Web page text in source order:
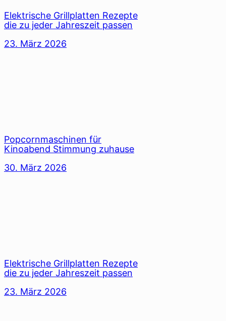
Elektrische Grillplatten Rezepte
die zu jeder Jahreszeit passen
23. März 2026
Popcornmaschinen für
Kinoabend Stimmung zuhause
30. März 2026
Elektrische Grillplatten Rezepte
die zu jeder Jahreszeit passen
23. März 2026